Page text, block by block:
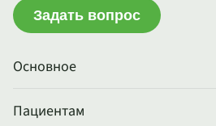
Основное
Пациентам
Задать вопрос